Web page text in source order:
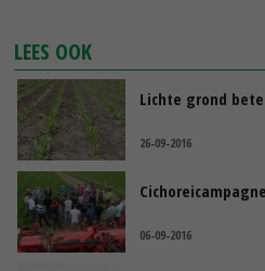
LEES OOK
Lichte grond
26-09-2016
06-09-2016